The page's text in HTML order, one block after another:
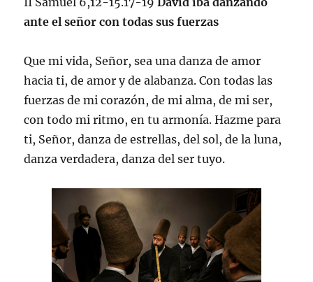
ante el señor con todas sus fuerzas
Que mi vida, Señor, sea una danza de amor
hacia ti, de amor y de alabanza. Con todas las
fuerzas de mi corazón, de mi alma, de mi ser,
con todo mi ritmo, en tu armonía. Hazme para
ti, Señor, danza de estrellas, del sol, de la luna,
danza verdadera, danza del ser tuyo.